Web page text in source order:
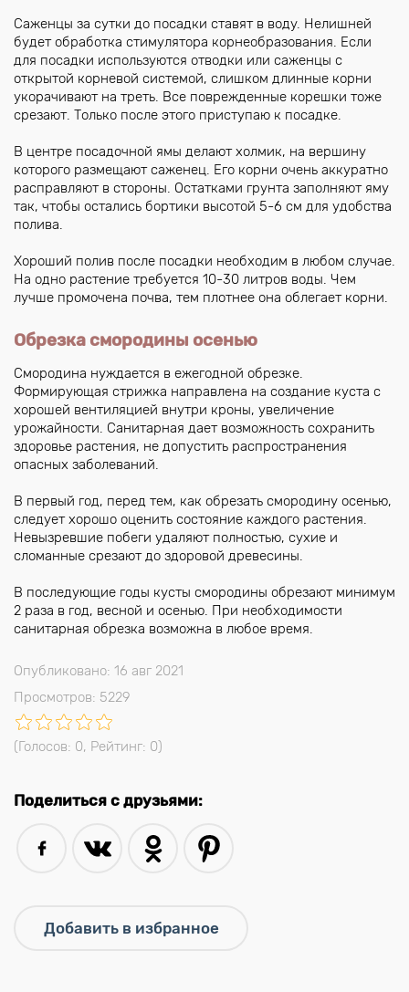
Саженцы за сутки до посадки ставят в воду. Нелишней
будет обработка стимулятора корнеобразования. Если
для посадки используются отводки или саженцы с
открытой корневой системой, слишком длинные корни
укорачивают на треть. Все поврежденные корешки тоже
срезают. Только после этого приступаю к посадке.
В центре посадочной ямы делают холмик, на вершину
которого размещают саженец. Его корни очень аккуратно
расправляют в стороны. Остатками грунта заполняют яму
так, чтобы остались бортики высотой 5-6 см для удобства
полива.
Хороший полив после посадки необходим в любом случае.
На одно растение требуется 10-30 литров воды. Чем
лучше промочена почва, тем плотнее она облегает корни.
Обрезка смородины осенью
Смородина нуждается в ежегодной обрезке.
Формирующая стрижка направлена на создание куста с
хорошей вентиляцией внутри кроны, увеличение
урожайности. Санитарная дает возможность сохранить
здоровье растения, не допустить распространения
опасных заболеваний.
В первый год, перед тем, как обрезать смородину осенью,
следует хорошо оценить состояние каждого растения.
Невызревшие побеги удаляют полностью, сухие и
сломанные срезают до здоровой древесины.
В последующие годы кусты смородины обрезают минимум
2 раза в год, весной и осенью. При необходимости
санитарная обрезка возможна в любое время.
Опубликовано: 16 авг 2021
Просмотров: 5229
(Голосов: 0, Рейтинг: 0)
Поделиться с друзьями: